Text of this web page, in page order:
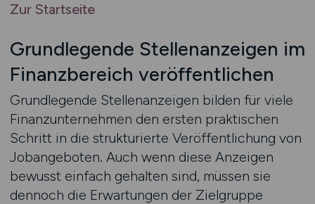
Zur Startseite
Grundlegende Stellenanzeigen im
Finanzbereich veröffentlichen
Grundlegende Stellenanzeigen bilden für viele
Finanzunternehmen den ersten praktischen
Schritt in die strukturierte Veröffentlichung von
Jobangeboten. Auch wenn diese Anzeigen
bewusst einfach gehalten sind, müssen sie
dennoch die Erwartungen der Zielgruppe